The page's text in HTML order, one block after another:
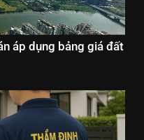
áp dụng bảng giá đất